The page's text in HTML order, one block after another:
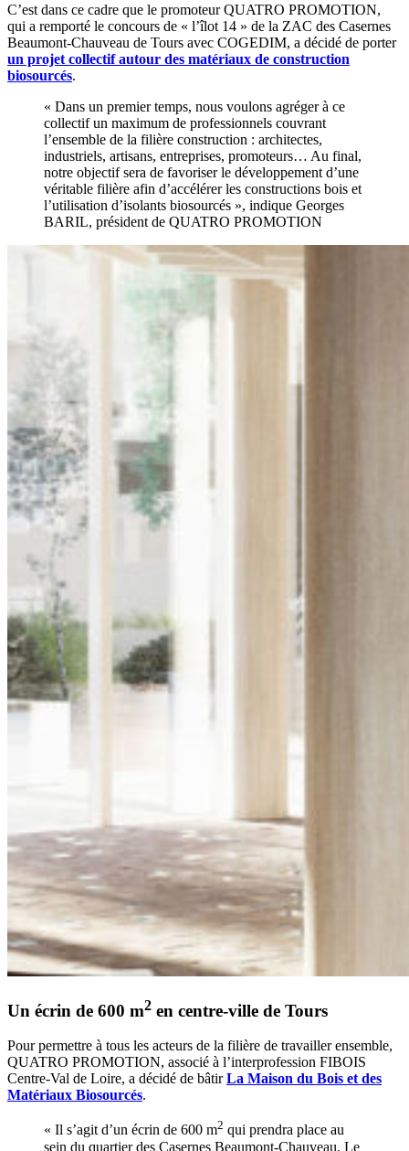
C’est dans ce cadre que le promoteur QUATRO PROMOTION,
qui a remporté le concours de « l’îlot 14 » de la ZAC des Casernes
Beaumont-Chauveau de Tours avec COGEDIM, a décidé de porter
un projet collectif autour des matériaux de construction
biosourcés.
« Dans un premier temps, nous voulons agréger à ce
collectif un maximum de professionnels couvrant
l’ensemble de la filière construction : architectes,
industriels, artisans, entreprises, promoteurs… Au final,
notre objectif sera de favoriser le développement d’une
véritable filière afin d’accélérer les constructions bois et
l’utilisation d’isolants biosourcés », indique Georges
BARIL, président de QUATRO PROMOTION
Un écrin de 600 m2 en centre-ville de Tours
Pour permettre à tous les acteurs de la filière de travailler ensemble,
QUATRO PROMOTION, associé à l’interprofession FIBOIS
Centre-Val de Loire, a décidé de bâtirLa Maison du Bois et des
Matériaux Biosourcés.
« Il s’agit d’un écrin de 600 m2 qui prendra place au
sein du quartier des Casernes Beaumont-Chauveau. Le